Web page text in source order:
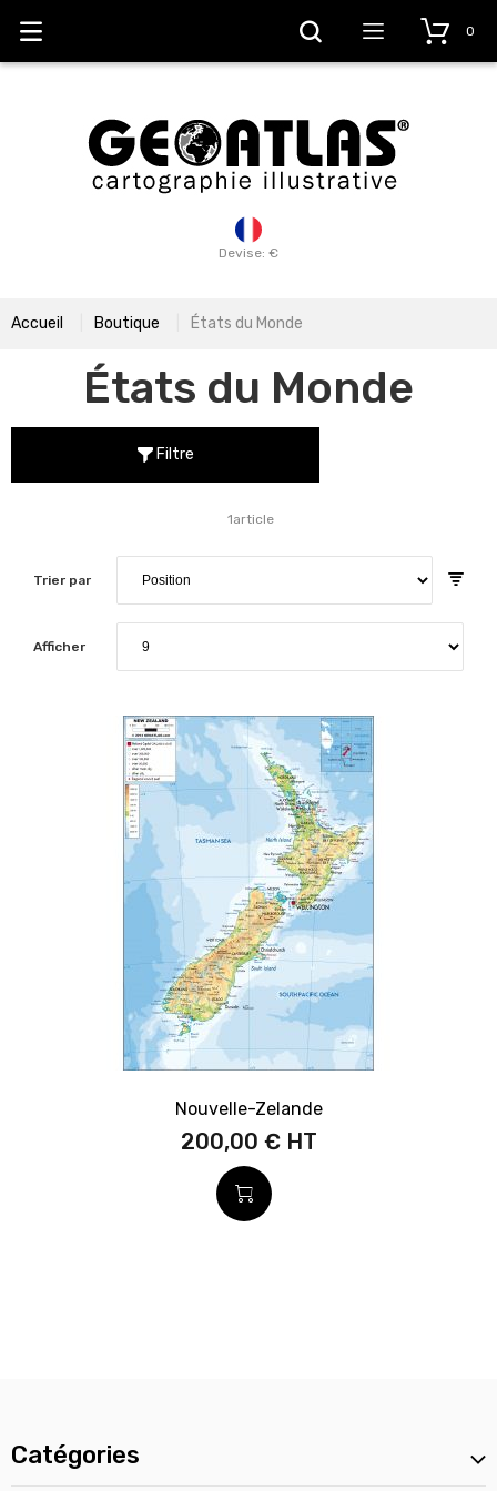
Devise: €
0
Accueil Boutique États du Monde
États du Monde
Filtre
Trier par
1article
Afficher
Nouvelle-Zelande
200,00 €
Catégories